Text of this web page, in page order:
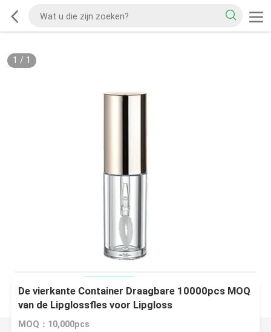
1 / 1
De vierkante Container Draagbare 10000pcs MOQ
van de Lipglossfles voor Lipgloss
MOQ：10,000pcs